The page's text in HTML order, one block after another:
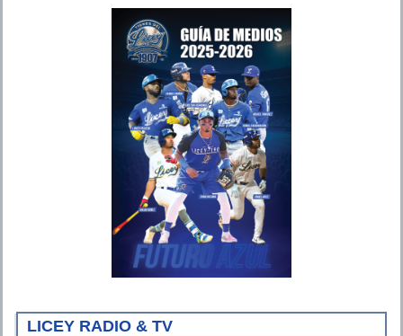
LICEY RADIO & TV